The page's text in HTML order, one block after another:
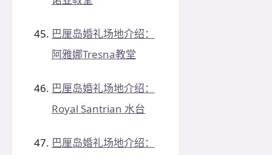
巴厘岛婚礼场地介绍：
阿雅娜Tresna教堂
巴厘岛婚礼场地介绍：
Royal Santrian 水台
巴厘岛婚礼场地介绍：